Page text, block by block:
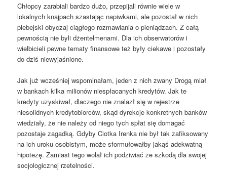
Chłopcy zarabiali bardzo dużo, przepijali równie wiele w
lokalnych knajpach szastając napiwkami, ale pozostał w nich
plebejski obyczaj ciągłego rozmawiania o pieniądzach. Z całą
pewnością nie byli dżentelmenami. Dla ich obserwatorów i
wielbicieli pewne tematy finansowe też były ciekawe i pozostały
do dziś niewyjaśnione.
Jak już wcześniej wspominałam, jeden z nich zwany Drogą miał
w bankach kilka milionów niespłacanych kredytów. Jak te
kredyty uzyskiwał, dlaczego nie znalazł się w rejestrze
niesolidnych kredytobiorców, skąd dyrekcje konkretnych banków
wiedziały, że nie należy od niego tych spłat się domagać
pozostaje zagadką. Gdyby Ciotka Irenka nie był tak zafiksowany
na ich uroku osobistym, może sformułowałby jakąś adekwatną
hipotezę. Zamiast tego wolał ich podziwiać ze szkodą dla swojej
socjologicznej rzetelności.